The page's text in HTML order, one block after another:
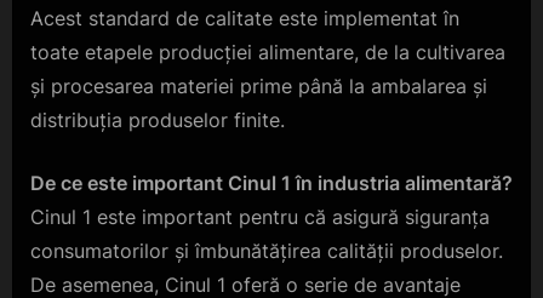
Acest standard de calitate este implementat în
toate etapele producției alimentare, de la cultivarea
și procesarea materiei prime până la ambalarea și
distribuția produselor finite.
De ce este important Cinul 1 în industria alimentară?
Cinul 1 este important pentru că asigură siguranța
consumatorilor și îmbunătățirea calității produselor.
De asemenea, Cinul 1 oferă o serie de avantaje